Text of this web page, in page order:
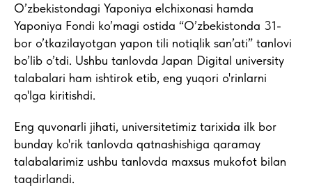
O’zbekistondagi Yaponiya elchixonasi hamda
Yaponiya Fondi ko’magi ostida “O’zbekistonda 31-
bor o’tkazilayotgan yapon tili notiqlik san’ati” tanlovi
bo’lib o’tdi. Ushbu tanlovda Japan Digital university
talabalari ham ishtirok etib, eng yuqori o'rinlarni
qo'lga kiritishdi.
Eng quvonarli jihati, universitetimiz tarixida ilk bor
bunday ko'rik tanlovda qatnashishiga qaramay
talabalarimiz ushbu tanlovda maxsus mukofot bilan
taqdirlandi.